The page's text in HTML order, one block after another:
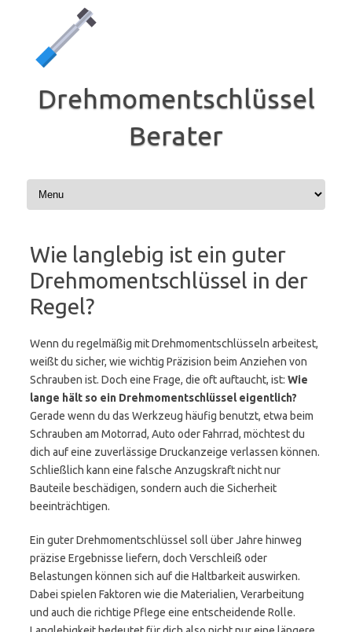
Drehmomentschlüssel
Berater
Wie langlebig ist ein guter
Drehmomentschlüssel in der
Regel?
Wenn du regelmäßig mit Drehmomentschlüsseln arbeitest,
weißt du sicher, wie wichtig Präzision beim Anziehen von
Schrauben ist. Doch eine Frage, die oft auftaucht, ist: Wie
lange hält so ein Drehmomentschlüssel eigentlich?
Gerade wenn du das Werkzeug häufig benutzt, etwa beim
Schrauben am Motorrad, Auto oder Fahrrad, möchtest du
dich auf eine zuverlässige Druckanzeige verlassen können.
Schließlich kann eine falsche Anzugskraft nicht nur
Bauteile beschädigen, sondern auch die Sicherheit
beeinträchtigen.
Ein guter Drehmomentschlüssel soll über Jahre hinweg
präzise Ergebnisse liefern, doch Verschleiß oder
Belastungen können sich auf die Haltbarkeit auswirken.
Dabei spielen Faktoren wie die Materialien, Verarbeitung
und auch die richtige Pflege eine entscheidende Rolle.